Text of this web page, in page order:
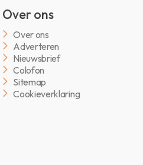
Over ons
Over ons
Adverteren
Nieuwsbrief
Colofon
Sitemap
Cookieverklaring